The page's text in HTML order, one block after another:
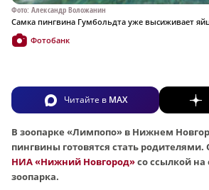
Фото: Александр Воложанин
Самка пингвина Гумбольдта уже высиживает
Фотобанк
Читайте в MAX
В зоопарке «Лимпопо» в Нижнем
пингвины готовятся стать
НИА «Нижний Новгород»со ссылкой на
зоопарка.